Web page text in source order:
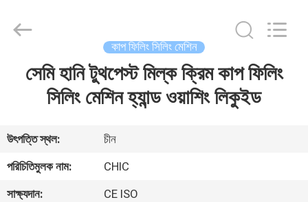
বাড়ি
আমাদের
সম্পর্কে
Machinery
Reserved.
কাপ ফিলিং সিলিং মেশিন
সেমি হানি টুথপেস্ট মিল্ক ক্রিম কাপ ফিলিং
সিলিং মেশিন হ্যান্ড ওয়াশিং লিকুইড
উৎপত্তি স্থল:
চীন
পরিচিতিমুলক নাম:
CHIC
সাক্ষ্যদান:
CE ISO